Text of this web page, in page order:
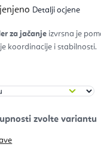
Detalji ocjene
za jačanje izvrsna je
koordinacije i stabilnosti.